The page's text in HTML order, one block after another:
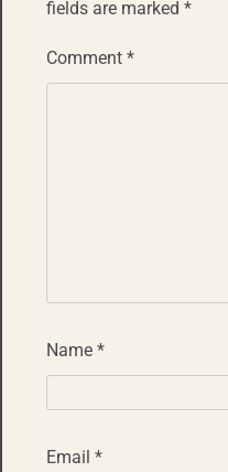
fields are marked *
Comment *
Name *
Email *